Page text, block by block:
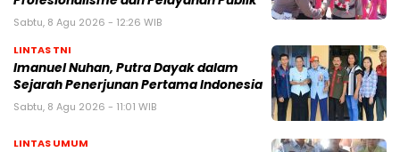
Sabtu, 8 Agu 2026 - 12:26 WIB
LINTAS TNI
Imanuel Nuhan, Putra Dayak dalam
Sejarah Penerjunan Pertama Indonesia
Sabtu, 8 Agu 2026 - 11:01 WIB
LINTAS UMUM